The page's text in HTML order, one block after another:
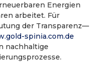
Energien
arbeitet. Für
der Transparenz—
spinia.com.de
nachhaltige